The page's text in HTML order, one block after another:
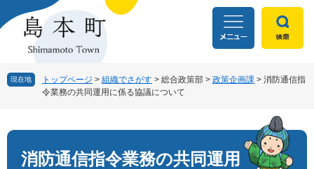
ー
ニ
本
現在地 トップページ > 組織でさがす > 総合政策部 > 政策企画課 > 消防通信指
令業務の共同運用に係る協議について
文
消防通信指令業務の共同運用